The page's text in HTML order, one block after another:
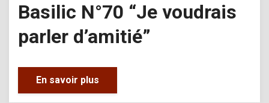
Basilic N°70 “Je voudrais
parler d’amitié”
En savoir plus